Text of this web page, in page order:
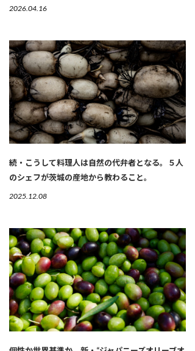
2026.04.16
続・こうして料理人は自然の代弁者となる。５人
のシェフが茨城の産地から教わること。
2025.12.08